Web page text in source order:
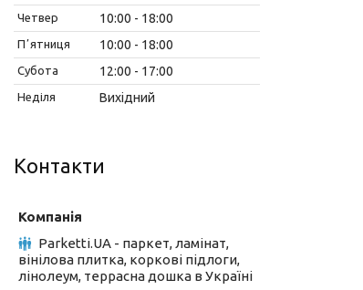
Четвер 10:00 18:00
Пʼятниця 10:00 18:00
Субота 12:00 17:00
Неділя Вихідний
Контакти
Parketti.UA - паркет, ламінат,
вінілова плитка, коркові підлоги,
лінолеум, террасна дошка в Україні